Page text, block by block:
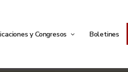
y Congresos Boletines